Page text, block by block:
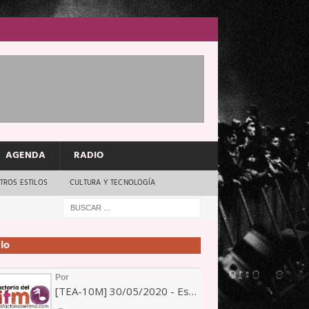
AGENDA RADIO
ESTILOS CULTURA Y TECNOLOGÍA